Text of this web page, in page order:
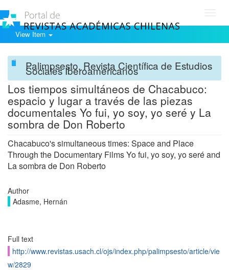
View Item
Palimpsesto. Revista Científica de Estudios
Sociales Iberoamericanos
Los tiempos simultáneos de Chacabuco:
espacio y lugar a través de las piezas
documentales Yo fui, yo soy, yo seré y La
sombra de Don Roberto
Chacabuco's simultaneous times: Space and Place
Through the Documentary Films Yo fui, yo soy, yo seré and
La sombra de Don Roberto
Author
Adasme, Hernán
Full text
http://www.revistas.usach.cl/ojs/index.php/palimpsesto/article/vie
w/2829